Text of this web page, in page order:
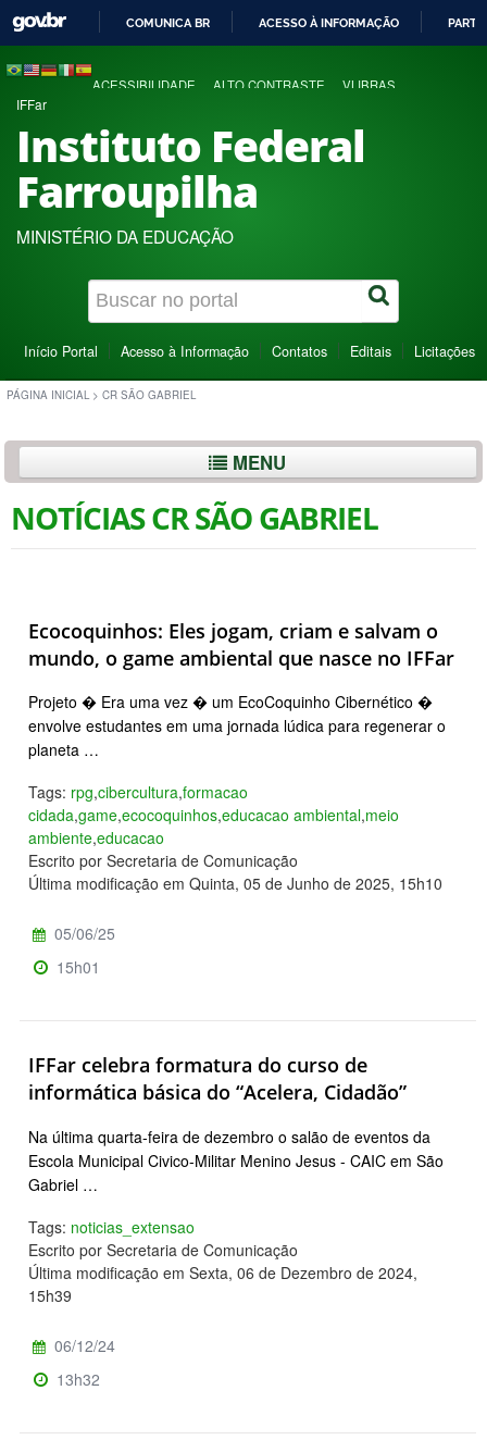
COMUNICA BR ACESSO À INFORMAÇÃO
ACESSIBILIDADE ALTO CONTRASTE VLIBRAS
IFFar
Instituto Federal
Farroupilha
MINISTÉRIO DA EDUCAÇÃO
Início Portal Acesso à Informação Contatos Editais Licitações
PÁGINA INICIAL > CR SÃO GABRIEL
MENU
NOTÍCIAS CR SÃO GABRIEL
Ecocoquinhos: Eles jogam, criam e salvam o
mundo, o game ambiental que nasce no IFFar
Projeto � Era uma vez � um EcoCoquinho Cibernético �
envolve estudantes em uma jornada lúdica para regenerar o
planeta …
Tags: rpg,cibercultura,formacao
cidada,game,ecocoquinhos,educacao ambiental,meio
ambiente,educacao
Escrito por Secretaria de Comunicação
Última modificação em Quinta, 05 de Junho de 2025, 15h10
05/06/25
15h01
IFFar celebra formatura do curso de
informática básica do “Acelera, Cidadão”
Na última quarta-feira de dezembro o salão de eventos da
Escola Municipal Civico-Militar Menino Jesus - CAIC em São
Gabriel …
Tags: noticias_extensao
Escrito por Secretaria de Comunicação
Última modificação em Sexta, 06 de Dezembro de 2024,
15h39
06/12/24
13h32